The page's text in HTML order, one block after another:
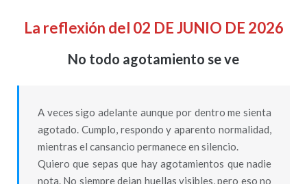
La reflexión del 02 DE JUNIO DE 2026
No todo agotamiento se ve
A veces sigo adelante aunque por dentro me sienta
agotado. Cumplo, respondo y aparento normalidad,
mientras el cansancio permanece en silencio.
Quiero que sepas que hay agotamientos que nadie
nota. No siempre dejan huellas visibles, pero eso no